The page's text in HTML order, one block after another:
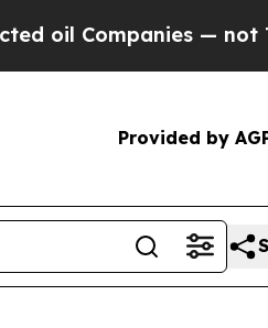
— not Taxpayers
Provided by